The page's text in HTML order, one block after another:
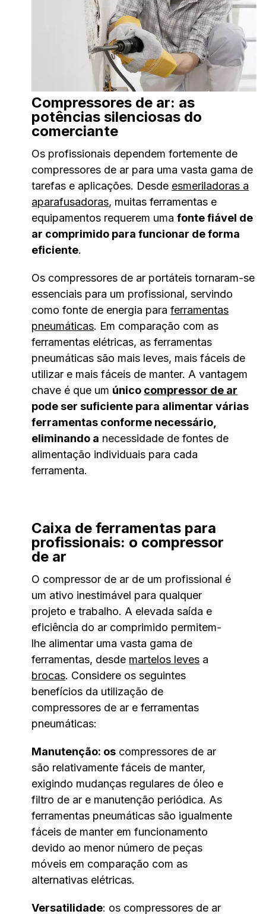
Compressores de ar: as
potências silenciosas do
comerciante
Os profissionais dependem fortemente de
compressores de ar para uma vasta gama de
tarefas e aplicações. Desde esmeriladoras a
aparafusadoras, muitas ferramentas e
equipamentos requerem umafonte fiável de
ar comprimido para funcionar de forma
eficiente.
Os compressores de ar portáteis tornaram-se
essenciais para um profissional, servindo
como fonte de energia paraferramentas
pneumáticas. Em comparação com as
ferramentas elétricas, as ferramentas
pneumáticas são mais leves, mais fáceis de
utilizar e mais fáceis de manter. A vantagem
chave é que um único compressor de ar
pode ser suficiente para alimentar várias
ferramentas conforme necessário,
eliminando a necessidade de fontes de
alimentação individuais para cada
ferramenta.
Caixa de ferramentas para
profissionais: o compressor
de ar
O compressor de ar de um profissional é
um ativo inestimável para qualquer
projeto e trabalho. A elevada saída e
eficiência do ar comprimido permitem-
lhe alimentar uma vasta gama de
ferramentas, desde martelos leves a
brocas. Considere os seguintes
benefícios da utilização de
compressores de ar e ferramentas
pneumáticas:
Manutenção: os compressores de ar
são relativamente fáceis de manter,
exigindo mudanças regulares de óleo e
filtro de ar e manutenção periódica. As
ferramentas pneumáticas são igualmente
fáceis de manter em funcionamento
devido ao menor número de peças
móveis em comparação com as
alternativas elétricas.
Versatilidade: os compressores de ar